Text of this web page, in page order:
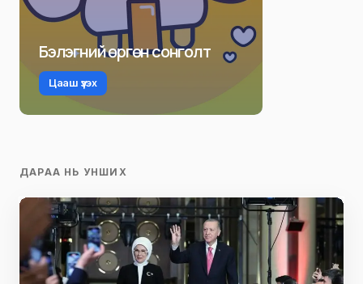
Бэлэгний өргөн сонголт
Цааш үзэх
ДАРАА НЬ УНШИХ